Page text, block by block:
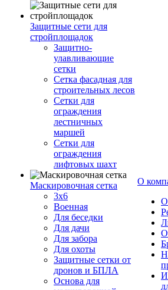
Защитные сети для
стройплощадок
Защитно-
улавливающие
сетки
Сетка фасадная для
строительных лесов
Сетки для
ограждения
лестничных
маршей
Сетки для
ограждения
лифтовых шахт
Маскировочная сетка
3х6
Военная
Для беседки
Для дачи
Для забора
Для охоты
Защитные сетки от
дронов и БПЛА
Основа для
О
О